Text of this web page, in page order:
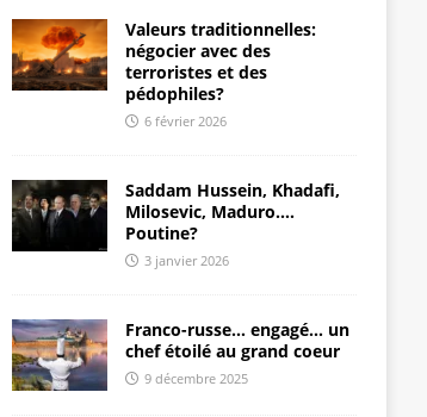
Valeurs traditionnelles:
négocier avec des
terroristes et des
pédophiles?
6 février 2026
Saddam Hussein, Khadafi,
Milosevic, Maduro….
Poutine?
3 janvier 2026
Franco-russe… engagé… un
chef étoilé au grand coeur
9 décembre 2025